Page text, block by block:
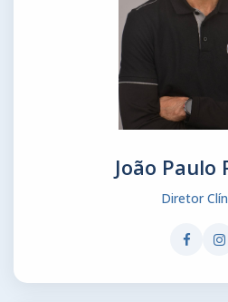
João Paulo
Diretor